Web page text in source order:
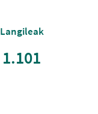
Langileak
1.101